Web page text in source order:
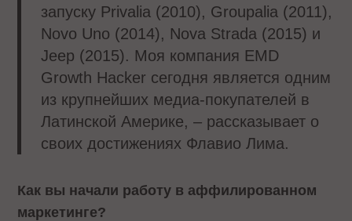
запуску Privalia (2010), Groupalia (2011),
Novo Uno (2014), Nova Strada (2015) и
Jeep (2015). Моя компания EMD
Growth Hacker сегодня является одним
из крупнейших медиа-покупателей в
Латинской Америке, – рассказывает о
своих достижениях Флавио Лима.
Как вы начали работу в аффилированном
маркетинге?